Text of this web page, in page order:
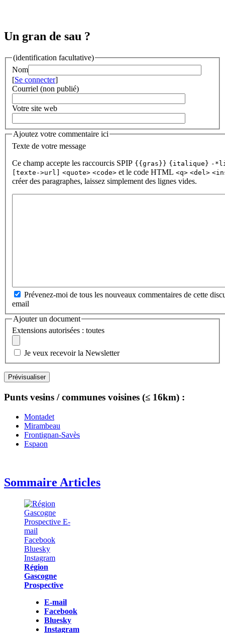
Un gran de sau ?
(identification facultative)
Nom
[Se connecter]
Courriel (non publié)
Votre site web
Ajoutez votre commentaire ici
Texte de votre message
Ce champ accepte les raccourcis SPIP {{gras}} {italique} -
[texte->url] <quote> <code> et le code HTML <q> <del>
créer des paragraphes, laissez simplement des lignes vides.
Prévenez-moi de tous les nouveaux commentaires de cette
email
Ajouter un document
Extensions autorisées : toutes
Je veux recevoir la Newsletter
Punts vesins / communes voisines (≤ 16km) :
Montadet
Mirambeau
Frontignan-Savès
Espaon
Sommaire Articles
Région
Gascogne
Prospective
E-mail
Facebook
Bluesky
Instagram